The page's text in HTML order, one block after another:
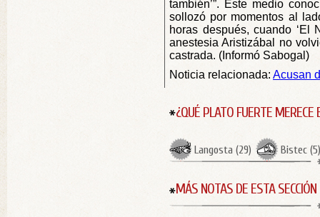
también’”. Este medio
sollozó por momentos al
horas después, cuando ‘El
anestesia Aristizábal no
castrada. (Informó Sabogal)
Noticia relacionada: Acusan
¿QUÉ PLATO FUERTE MERECE
Langosta (29) Bistec (5)
MÁS NOTAS DE ESTA SECCIÓN